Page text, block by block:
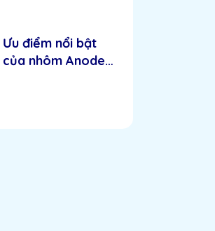
Ưu điểm nổi bật
của nhôm Anode –